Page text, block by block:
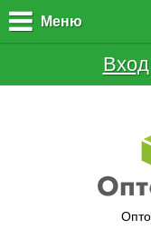
Вход
Меню